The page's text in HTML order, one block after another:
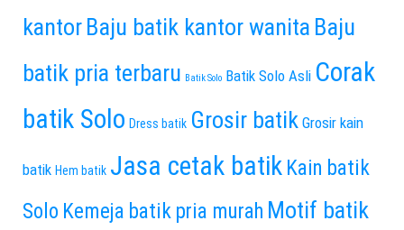
kantor Baju batik kantor wanita Baju
batik pria terbaru Batik Solo Batik Solo Asli Corak
batik Solo Dress batik Grosir batik Grosir kain
batik Hem batik Jasa cetak batik Kain batik
Solo Kemeja batik pria murah Motif batik